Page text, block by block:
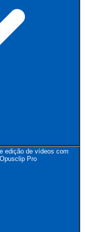
edição de vídeos com
Pro